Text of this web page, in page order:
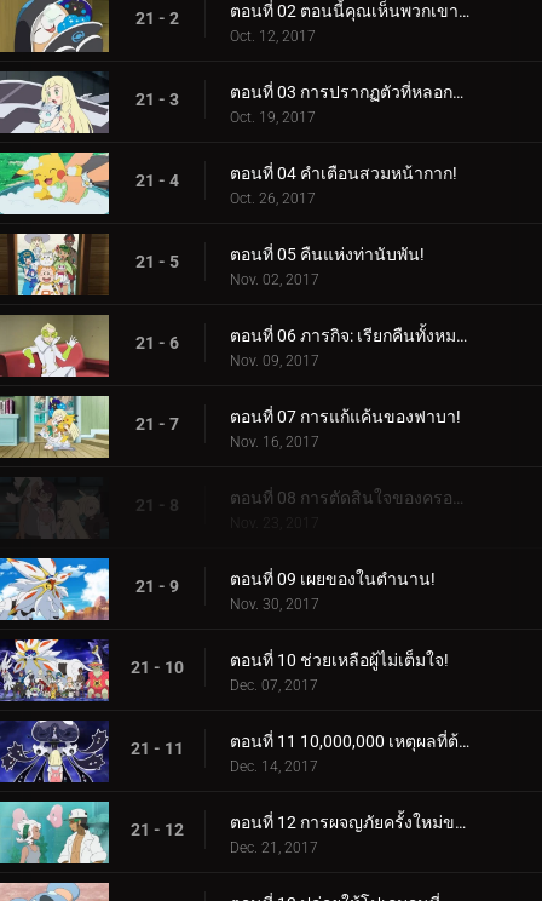
21 - 2 ตอนที่ 02 ตอนนี้คุณเห็นพวกเขาแล้ว ตอนนี้คุณไม่เห็น!
Oct. 12, 2017
21 - 3 ตอนที่ 03 การปรากฏตัวที่หลอกลวง!
Oct. 19, 2017
21 - 4 ตอนที่ 04 คำเตือนสวมหน้ากาก!
Oct. 26, 2017
21 - 5 ตอนที่ 05 คืนแห่งท่านับพัน!
Nov. 02, 2017
21 - 6 ตอนที่ 06 ภารกิจ: เรียกคืนทั้งหมด!
Nov. 09, 2017
21 - 7 ตอนที่ 07 การแก้แค้นของฟาบา!
Nov. 16, 2017
21 - 8
21 - 9 ตอนที่ 09 เผยของในตำนาน!
Nov. 30, 2017
21 - 10 ตอนที่ 10 ช่วยเหลือผู้ไม่เต็มใจ!
Dec. 07, 2017
21 - 11 ตอนที่ 11 10,000,000 เหตุผลที่ต้องต่อสู้!
Dec. 14, 2017
21 - 12 ตอนที่ 12 การผจญภัยครั้งใหม่ของเหล่าอาจารย์!
Dec. 21, 2017